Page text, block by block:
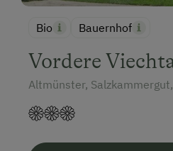
Bio Bauernhof
Vordere
Altmünster,